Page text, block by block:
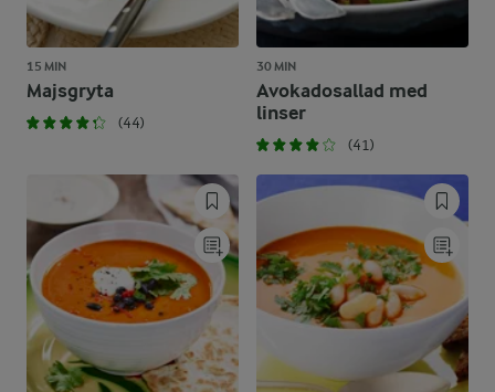
15 MIN
Majsgryta
(44)
30 MIN
Avokadosallad med
linser
(41)